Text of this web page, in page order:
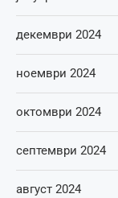
декември 2024
ноември 2024
октомври 2024
септември 2024
август 2024